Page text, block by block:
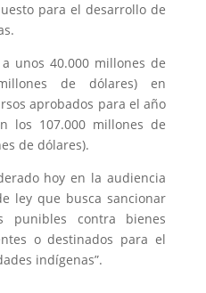
para el desarrollo de
unos 40.000 millones de
de dólares) en
aprobados para el año
los 107.000 millones de
de dólares).
hoy en la audiencia
ley que busca sancionar
punibles contra bienes
o destinados para el
indígenas”.